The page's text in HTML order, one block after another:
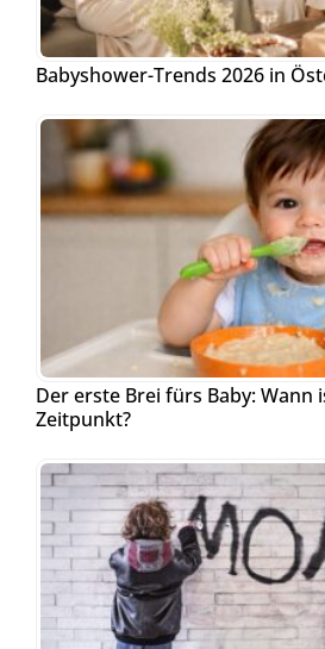
Babyshower-Trends 2026 in
Der erste Brei fürs Baby: Wann
Zeitpunkt?